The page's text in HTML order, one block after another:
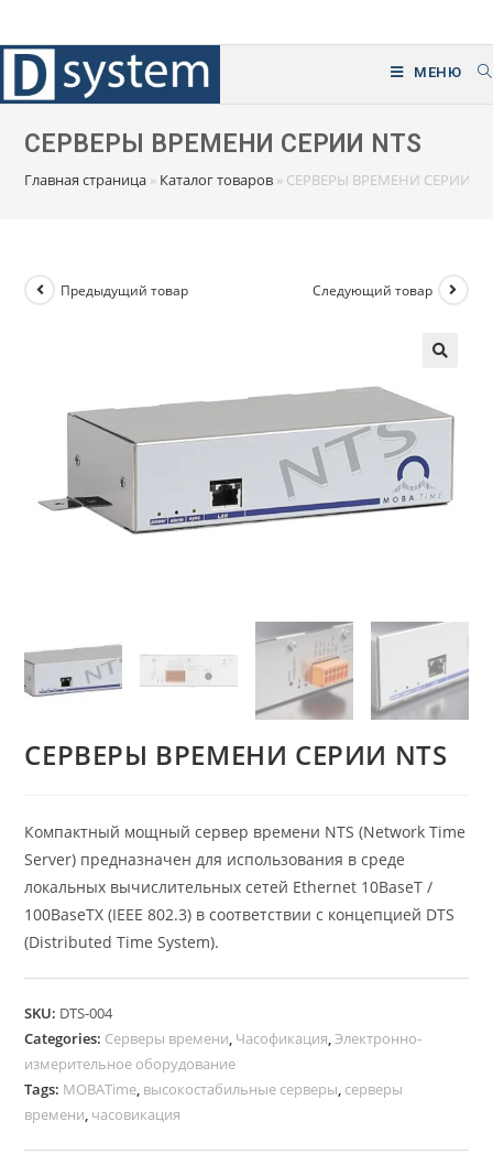
к
содержимому
МЕНЮ
СЕРВЕРЫ ВРЕМЕНИ СЕРИИ NTS
Главная страница » Каталог товаров » СЕРВЕРЫ ВРЕМЕНИ СЕРИИ
Предыдущий товар Следующий товар
СЕРВЕРЫ ВРЕМЕНИ СЕРИИ NTS
Компактный мощный сервер времени NTS (Network Time
Server) предназначен для использования в среде
локальных вычислительных сетей Ethernet 10BaseT /
100BaseTX (IEEE 802.3) в соответствии с концепцией DTS
(Distributed Time System).
SKU: DTS-004
Categories: Серверы времени, Часофикация,Электронно-
измерительное оборудование
Tags: MOBATime, высокостабильные серверы, серверы
времени, часовикация